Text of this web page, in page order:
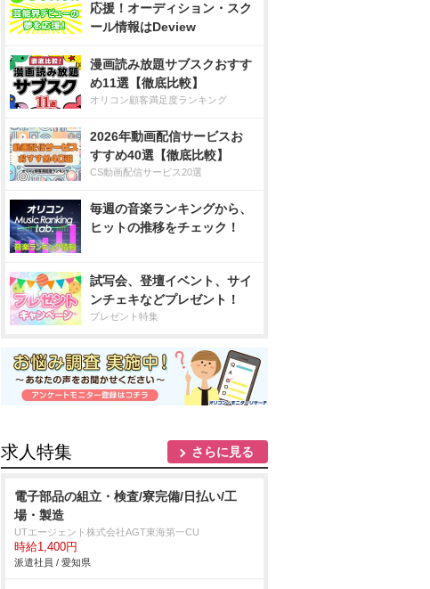
応援！オーディション・スク
ール情報はDeview
漫画読み放題サブスクおすす
め11選【徹底比較】
オリコン顧客満足度ランキング
2026年動画配信サービスお
すすめ40選【徹底比較】
CS動画配信サービス20選
毎週の音楽ランキングから、
ヒットの推移をチェック！
試写会、登壇イベント、サイ
ンチェキなどプレゼント！
プレゼント特集
求人特集 さらに見る
電子部品の組立・検査/寮完備/日払い/工
場・製造
UTエージェント株式会社AGT東海第一CU
時給1,400円
派遣社員 / 愛知県